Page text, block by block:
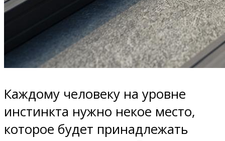
Каждому человеку на уровне
инстинкта нужно некое место,
которое будет принадлежать